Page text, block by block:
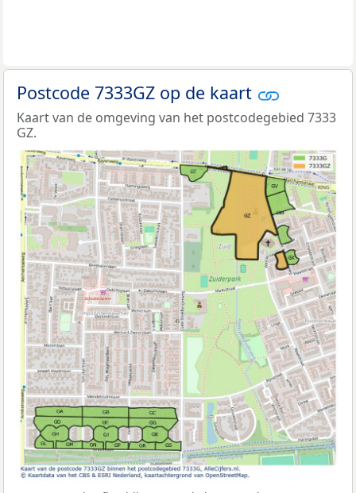
Postcode 7333GZ op de kaart
Kaart van de omgeving van het postcodegebied 7333
GZ.